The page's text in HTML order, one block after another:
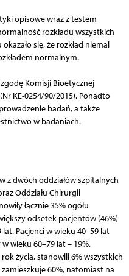
opisowe wraz z testem
rozkładu wszystkich
się, że rozkład niemal
normalnym.
Komisji Bioetycznej
KE-0254/90/2015). Ponadto
badań, a także
w badaniach.
z dwóch oddziałów szpitalnych
Oddziału Chirurgii
łącznie 35% ogółu
odsetek pacjentów (46%)
Pacjenci w wieku 40–59 lat
wieku 60–79 lat – 19%.
życia, stanowili 6% wszystkich
60%, natomiast na